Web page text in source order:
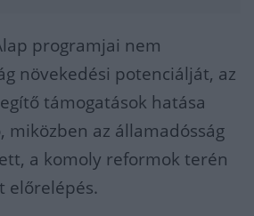
programjai nem
növekedési potenciálját, az
támogatások hatása
miközben az államadósság
a komoly reformok terén
előrelépés.